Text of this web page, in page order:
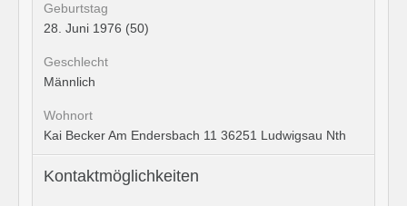
Geburtstag
28. Juni 1976 (50)
Geschlecht
Männlich
Wohnort
Kai Becker Am Endersbach 11 36251 Ludwigsau Nth
Kontaktmöglichkeiten